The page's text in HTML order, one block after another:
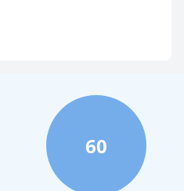
60